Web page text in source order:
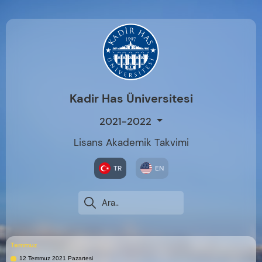
Kadir Has Üniversitesi
2021-2022
Lisans Akademik Takvimi
TR EN
Temmuz
12 Temmuz 2021 Pazartesi